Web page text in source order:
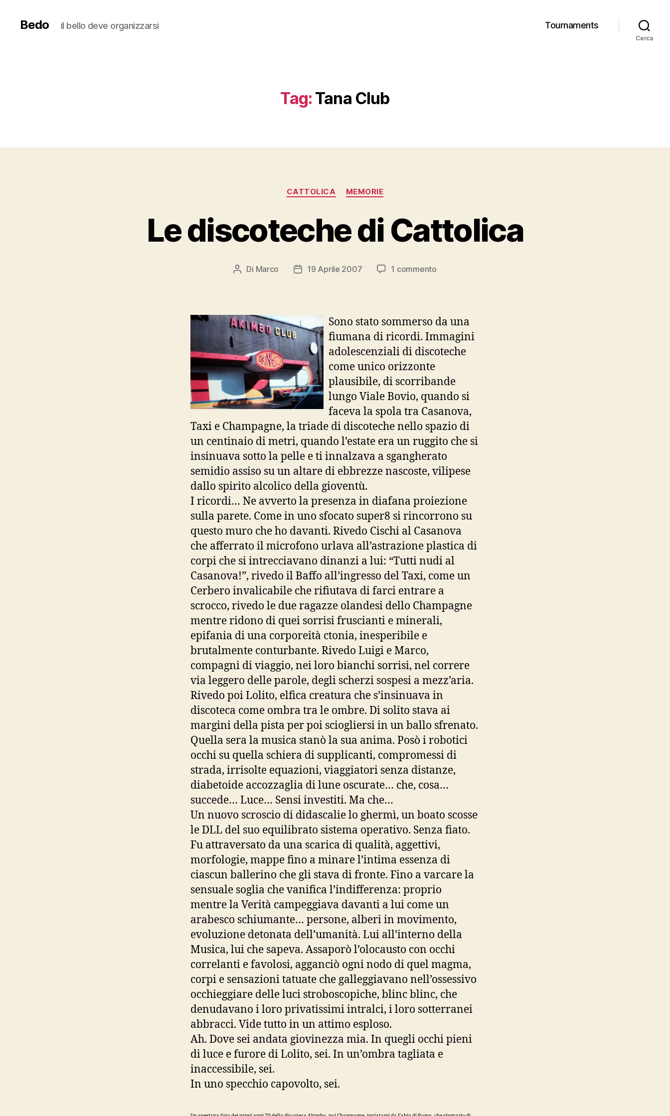
Bedo il bello deve organizzarsi Tournaments
Cerca
Tag: Tana Club
Categorie
CATTOLICA MEMORIE
Le discoteche di Cattolica
Autore
Di Marco
Data19 Aprile 2007 1 commentosu
Cattolica
Sono stato sommerso da una
fiumana di ricordi. Immagini
adolescenziali di discoteche
come unico orizzonte
plausibile, di scorribande
lungo Viale Bovio, quando si
faceva la spola tra Casanova,
Taxi e Champagne, la triade di discoteche nello spazio di
un centinaio di metri, quando l’estate era un ruggito che si
insinuava sotto la pelle e ti innalzava a sgangherato
semidio assiso su un altare di ebbrezze nascoste, vilipese
dallo spirito alcolico della gioventù.
I ricordi… Ne avverto la presenza in diafana proiezione
sulla parete. Come in uno sfocato super8 si rincorrono su
questo muro che ho davanti. Rivedo Cischi al Casanova
che afferrato il microfono urlava all’astrazione plastica di
corpi che si intrecciavano dinanzi a lui: “Tutti nudi al
Casanova!”, rivedo il Baffo all’ingresso del Taxi, come un
Cerbero invalicabile che rifiutava di farci entrare a
scrocco, rivedo le due ragazze olandesi dello Champagne
mentre ridono di quei sorrisi fruscianti e minerali,
epifania di una corporeità ctonia, inesperibile e
brutalmente conturbante. Rivedo Luigi e Marco,
compagni di viaggio, nei loro bianchi sorrisi, nel correre
via leggero delle parole, degli scherzi sospesi a mezz’aria.
Rivedo poi Lolito, elfica creatura che s’insinuava in
discoteca come ombra tra le ombre. Di solito stava ai
margini della pista per poi sciogliersi in un ballo sfrenato.
Quella sera la musica stanò la sua anima. Posò i robotici
occhi su quella schiera di supplicanti, compromessi di
strada, irrisolte equazioni, viaggiatori senza distanze,
diabetoide accozzaglia di lune oscurate… che, cosa…
succede… Luce… Sensi investiti. Ma che…
Un nuovo scroscio di didascalie lo ghermì, un boato scosse
le DLL del suo equilibrato sistema operativo. Senza fiato.
Fu attraversato da una scarica di qualità, aggettivi,
morfologie, mappe fino a minare l’intima essenza di
ciascun ballerino che gli stava di fronte. Fino a varcare la
sensuale soglia che vanifica l’indifferenza: proprio
mentre la Verità campeggiava davanti a lui come un
arabesco schiumante… persone, alberi in movimento,
evoluzione detonata dell’umanità. Lui all’interno della
Musica, lui che sapeva. Assaporò l’olocausto con occhi
correlanti e favolosi, agganciò ogni nodo di quel magma,
corpi e sensazioni tatuate che galleggiavano nell’ossessivo
occhieggiare delle luci stroboscopiche, blinc blinc, che
denudavano i loro privatissimi intralci, i loro sotterranei
abbracci. Vide tutto in un attimo esploso.
Ah. Dove sei andata giovinezza mia. In quegli occhi pieni
di luce e furore di Lolito, sei. In un’ombra tagliata e
inaccessibile, sei.
In uno specchio capovolto, sei.